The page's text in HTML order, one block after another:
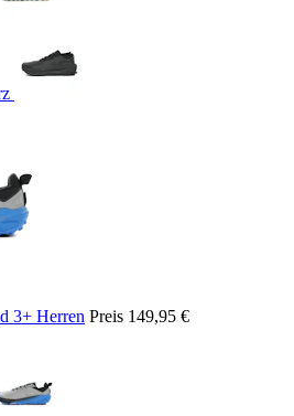
3+ Herren Preis 149,95 €